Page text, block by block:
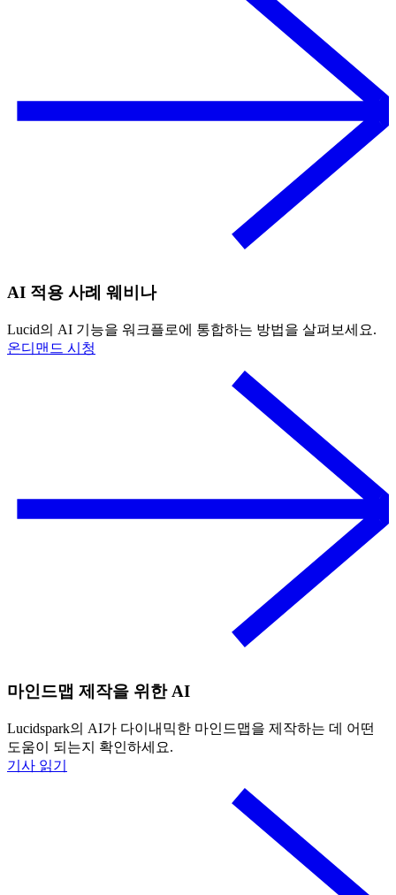
AI 적용 사례 웨비나
Lucid의 AI 기능을 워크플로에 통합하는 방법을 살펴보세요.
온디맨드 시청
마인드맵 제작을 위한 AI
Lucidspark의 AI가 다이내믹한 마인드맵을 제작하는 데 어떤
도움이 되는지 확인하세요.
기사 읽기